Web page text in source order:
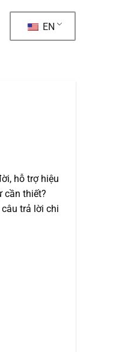
EN
hỗ trợ hiệu
cần thiết?
trả lời chi